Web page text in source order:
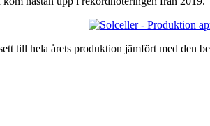
till hela årets produktion jämfört med den